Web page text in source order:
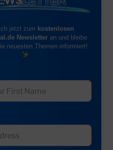
jetzt zum kostenlosen
Newsletter an und bleibe
neuesten Themen informiert!